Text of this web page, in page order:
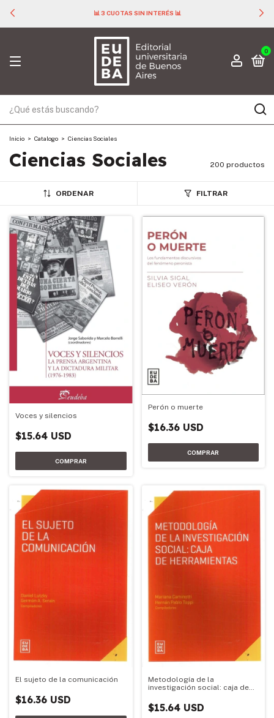
📊 3 CUOTAS SIN INTERÉS 📊
0
Inicio > Catalogo > Ciencias Sociales
Ciencias Sociales 200 productos
ORDENAR FILTRAR
Voces y silencios
$15.64 USD
Perón o muerte
$16.36 USD
El sujeto de la comunicación
$16.36 USD
Metodología de la
investigación social: caja de
$15.64 USD